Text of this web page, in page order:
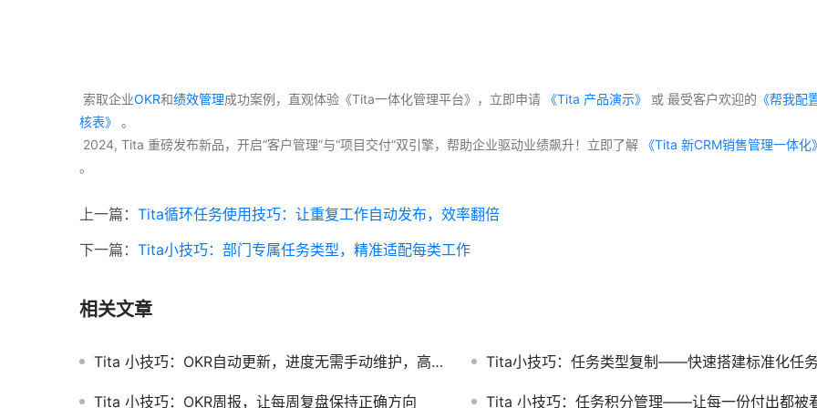
索取企业OKR和绩效管理成功案例，直观体验《Tita一体化管理平台》，立即申请 《Tita 产品演示》 或 最受客户欢迎的 《帮我配
核表》
。
2024, Tita 重磅发布新品，开启“客户管理”与“项目交付”双引擎，帮助企业驱动业绩飙升！立即了解
。
上一篇： Tita循环任务使用技巧：让重复工作自动发布，效率翻倍
下一篇： Tita小技巧：部门专属任务类型，精准适配每类工作
相关文章
Tita 小技巧：OKR自动更新，进度无需手动维护，高效减负 Tita小技巧：任务类型复制——快速搭建标准化任务模板
Tita 小技巧：OKR周报，让每周复盘保持正确方向 Tita 小技巧：任务积分管理——让每一份付出都被看